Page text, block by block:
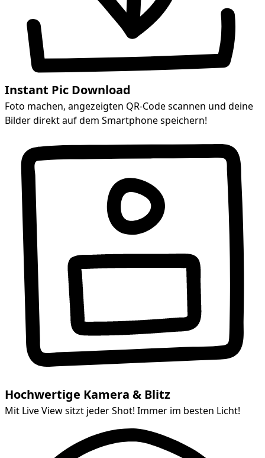
Instant Pic Download
Foto machen, angezeigten QR-Code scannen und deine
Bilder direkt auf dem Smartphone speichern!
Hochwertige Kamera & Blitz
Mit Live View sitzt jeder Shot! Immer im besten Licht!